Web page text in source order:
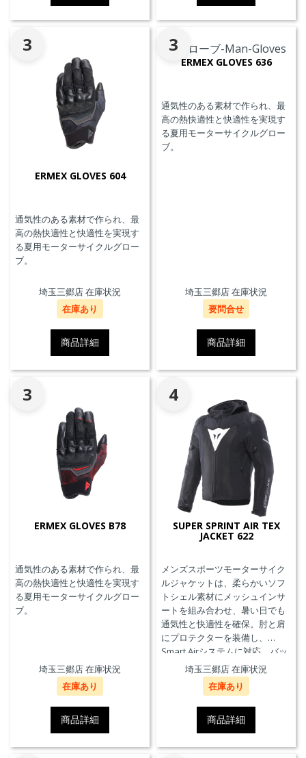
3
ERMEX GLOVES 604
通気性のある素材で作られ、最
高の熱快適性と快適性を実現す
る夏用モーターサイクルグロー
ブ。
埼玉三郷店 在庫状況
在庫あり
商品詳細
3
ERMEX GLOVES 636
通気性のある素材で作られ、最
高の熱快適性と快適性を実現す
る夏用モーターサイクルグロー
ブ。
埼玉三郷店 在庫状況
要問合せ
商品詳細
3
ERMEX GLOVES B78
通気性のある素材で作られ、最
高の熱快適性と快適性を実現す
る夏用モーターサイクルグロー
ブ。
埼玉三郷店 在庫状況
在庫あり
商品詳細
4
SUPER SPRINT AIR TEX
JACKET 622
メンズスポーツモーターサイク
ルジャケットは、柔らかいソフ
トシェル素材にメッシュインサ
ートを組み合わせ、暑い日でも
通気性と快適性を確保。肘と肩
にプロテクターを装備し、
Smart Airシステムに対応。バッ
クプロテクターおよびチェスト
プロテクターにも対応していま
埼玉三郷店 在庫状況
在庫あり
商品詳細